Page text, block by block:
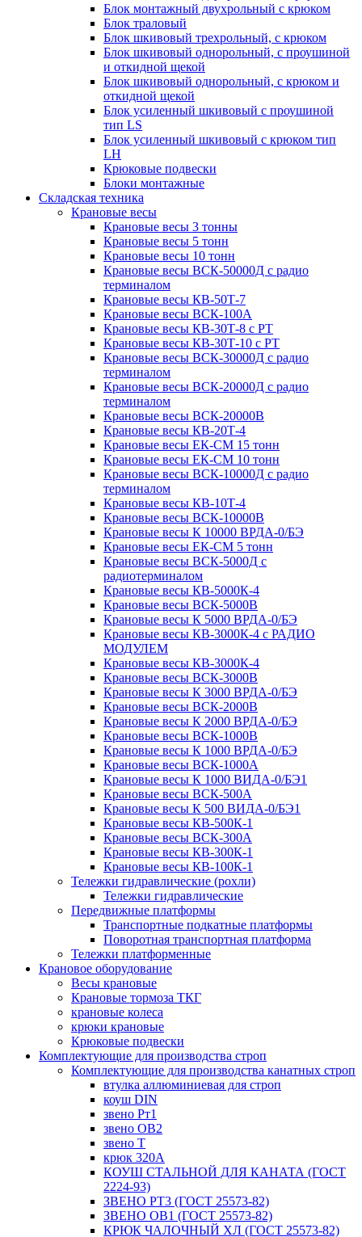
Блок монтажный двухрольный с крюком
Блок траловый
Блок шкивовый трехрольный, с крюком
Блок шкивовый однорольный, с проушиной
и откидной щекой
Блок шкивовый однорольный, с крюком и
откидной щекой
Блок усиленный шкивовый с проушиной
тип LS
Блок усиленный шкивовый с крюком тип
LH
Крюковые подвески
Блоки монтажные
Складская техника
Крановые весы
Крановые весы 3 тонны
Крановые весы 5 тонн
Крановые весы 10 тонн
Крановые весы ВСК-50000Д с радио
терминалом
Крановые весы КВ-50Т-7
Крановые весы ВСК-100А
Крановые весы КВ-30Т-8 с РТ
Крановые весы КВ-30Т-10 с РТ
Крановые весы ВСК-30000Д с радио
терминалом
Крановые весы ВСК-20000Д с радио
терминалом
Крановые весы ВСК-20000В
Крановые весы КВ-20Т-4
Крановые весы ЕК-СМ 15 тонн
Крановые весы ЕК-СМ 10 тонн
Крановые весы ВСК-10000Д с радио
терминалом
Крановые весы КВ-10Т-4
Крановые весы ВСК-10000В
Крановые весы К 10000 ВРДА-0/БЭ
Крановые весы ЕК-СМ 5 тонн
Крановые весы ВСК-5000Д с
радиотерминалом
Крановые весы КВ-5000К-4
Крановые весы ВСК-5000В
Крановые весы К 5000 ВРДА-0/БЭ
Крановые весы КВ-3000К-4 с РАДИО
МОДУЛЕМ
Крановые весы КВ-3000К-4
Крановые весы ВСК-3000В
Крановые весы К 3000 ВРДА-0/БЭ
Крановые весы ВСК-2000В
Крановые весы К 2000 ВРДА-0/БЭ
Крановые весы ВСК-1000В
Крановые весы К 1000 ВРДА-0/БЭ
Крановые весы ВСК-1000А
Крановые весы К 1000 ВИДА-0/БЭ1
Крановые весы ВСК-500А
Крановые весы К 500 ВИДА-0/БЭ1
Крановые весы КВ-500К-1
Крановые весы ВСК-300А
Крановые весы КВ-300К-1
Крановые весы КВ-100К-1
Тележки гидравлические (рохли)
Тележки гидравлические
Передвижные платформы
Транспортные подкатные платформы
Поворотная транспортная платформа
Тележки платформенные
Крановое оборудование
Весы крановые
Крановые тормоза ТКГ
крановые колеса
крюки крановые
Крюковые подвески
Комплектующие для производства строп
Комплектующие для производства канатных строп
втулка аллюминиевая для строп
коуш DIN
звено Рт1
звено ОВ2
звено Т
крюк 320А
КОУШ СТАЛЬНОЙ ДЛЯ КАНАТА (ГОСТ
2224-93)
ЗВЕНО РТ3 (ГОСТ 25573-82)
ЗВЕНО ОВ1 (ГОСТ 25573-82)
КРЮК ЧАЛОЧНЫЙ ХЛ (ГОСТ 25573-82)